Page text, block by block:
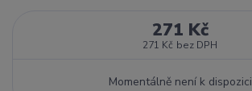
271 Kč
271 Kč bez DPH
Momentálně není k dispozici